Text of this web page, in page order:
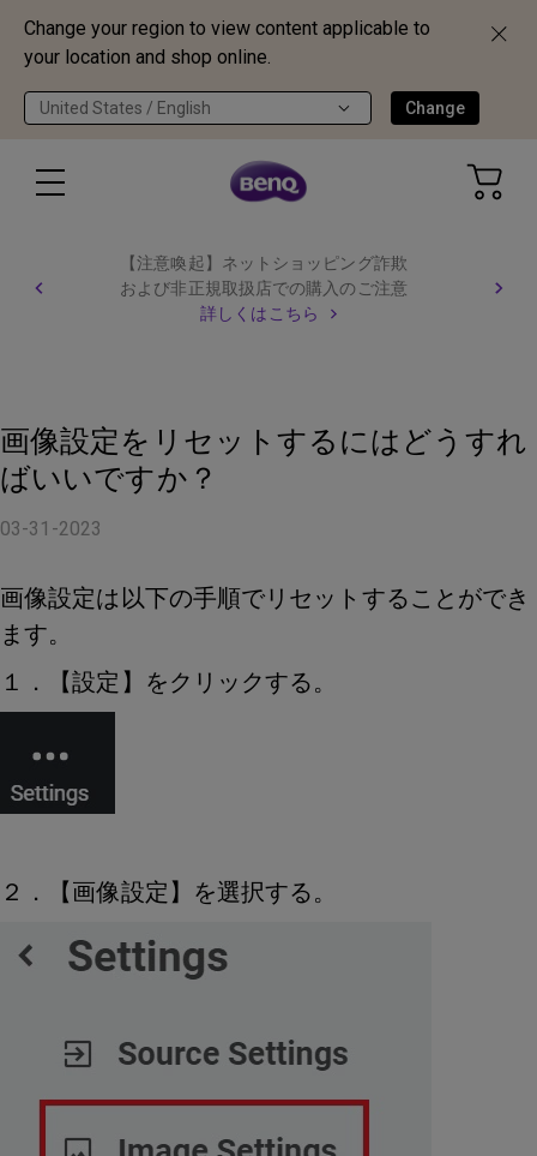
Change your region to view content applicable to
your location and shop online.
United States / English Change
【注意喚起】ネットショッピング詐欺
および非正規取扱店での購入のご注意
詳しくはこちら
画像設定をリセットするにはどうすれ
ばいいですか？
03-31-2023
画像設定は以下の手順でリセットすることができ
ます。
１．【設定】をクリックする。
２．【画像設定】を選択する。